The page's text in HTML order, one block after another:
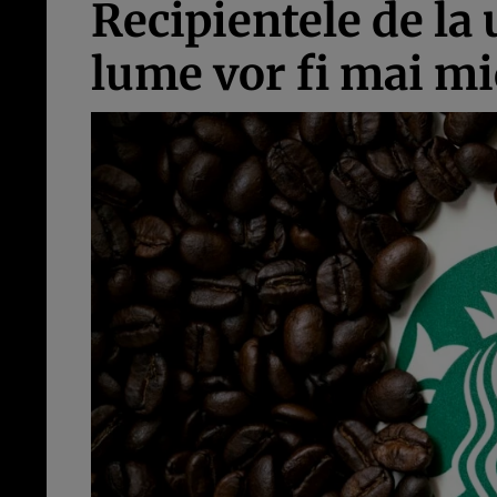
Recipientele de
lume vor fi mai